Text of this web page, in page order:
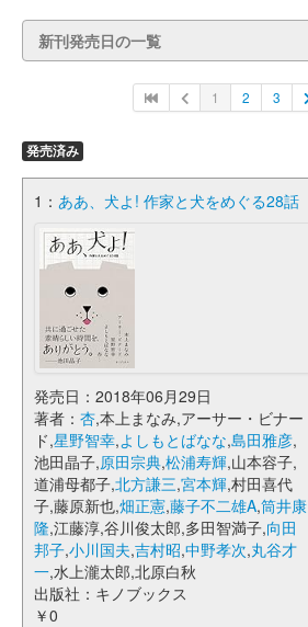
新刊発売日の一覧
1 2 3
発売済み
1： ああ、犬よ! 作家と犬をめぐる28話
発売日：2018年06月29日
著者： 杏,本上まなみ,アーサー・ビナー
ド,星野智幸,よしもとばなな,島田雅彦,
池田晶子,原田宗典,松浦寿輝,山本容子,
道浦母都子,北方謙三,宮本輝,村田喜代
子,藤原新也,畑正憲,藤子不二雄A,筒井康
隆,江藤淳,谷川俊太郎,多田智満子,向田
邦子,小川国夫,吉村昭,中野孝次,丸谷才
一,水上瀧太郎,北原白秋
出版社：キノブックス
￥0